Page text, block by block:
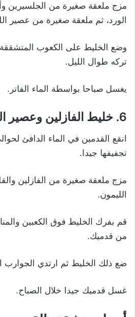
مزج ملعقة صغيرة من الجلسيرين
الورد، ثم ملعقة صغيرة من عصير
وضع الخليط على الكعوب المتشققة،
تركه طوال الليل.
يغسل صباحا بواسطة الماء الفاتر.
6. خليط الفازلين وعصير
تجفيفها جيدا.
مزج ملعقة صغيرة من الفازلين
الليمون.
قم بفرك الخليط فوق الكعبين
من قدميك.
ضع ذلك الخليط ثم ارتدي الجوارب
غسل قدميك جيدا خلال الصباح.